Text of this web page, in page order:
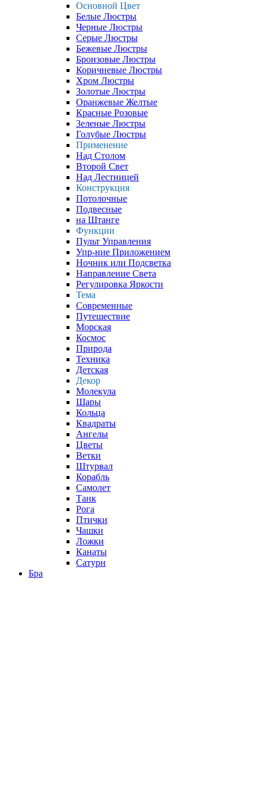
Основной Цвет
Белые Люстры
Черные Люстры
Серые Люстры
Бежевые Люстры
Бронзовые Люстры
Коричневые Люстры
Хром Люстры
Золотые Люстры
Оранжевые Желтые
Красные Розовые
Зеленые Люстры
Голубые Люстры
Применение
Над Столом
Второй Свет
Над Лестницей
Конструкция
Потолочные
Подвесные
на Штанге
Функции
Пульт Управления
Упр-ние Приложением
Ночник или Подсветка
Направление Света
Регулировка Яркости
Тема
Современные
Путешествие
Морская
Космос
Природа
Техника
Детская
Декор
Молекула
Шары
Кольца
Квадраты
Ангелы
Цветы
Ветки
Штурвал
Корабль
Самолет
Танк
Рога
Птички
Чашки
Ложки
Канаты
Сатурн
Бра